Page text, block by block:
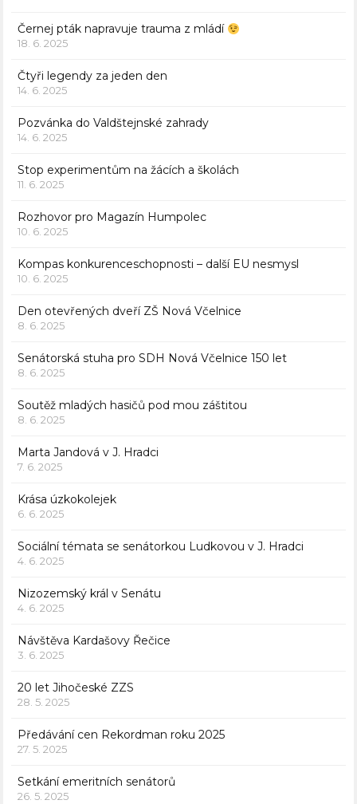
Černej pták napravuje trauma z mládí
18. 6. 2025
Čtyři legendy za jeden den
14. 6. 2025
Pozvánka do Valdštejnské zahrady
14. 6. 2025
Stop experimentům na žácích a školách
11. 6. 2025
Rozhovor pro Magazín Humpolec
10. 6. 2025
Kompas konkurenceschopnosti – další EU nesmysl
10. 6. 2025
Den otevřených dveří ZŠ Nová Včelnice
8. 6. 2025
Senátorská stuha pro SDH Nová Včelnice 150 let
8. 6. 2025
Soutěž mladých hasičů pod mou záštitou
8. 6. 2025
Marta Jandová v J. Hradci
7. 6. 2025
Krása úzkokolejek
6. 6. 2025
Sociální témata se senátorkou Ludkovou v J. Hradci
4. 6. 2025
Nizozemský král v Senátu
4. 6. 2025
Návštěva Kardašovy Řečice
3. 6. 2025
20 let Jihočeské ZZS
28. 5. 2025
Předávání cen Rekordman roku 2025
27. 5. 2025
Setkání emeritních senátorů
26. 5. 2025